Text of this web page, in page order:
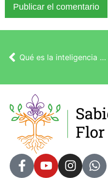
Qué es la inteligencia emocional y cómo desarrollarla